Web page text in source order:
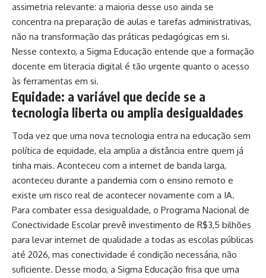
assimetria relevante: a maioria desse uso ainda se
concentra na preparação de aulas e tarefas administrativas,
não na transformação das práticas pedagógicas em si.
Nesse contexto, a Sigma Educação entende que a formação
docente em literacia digital é tão urgente quanto o acesso
às ferramentas em si.
Equidade: a variável que decide se a
tecnologia liberta ou amplia desigualdades
Toda vez que uma nova tecnologia entra na educação sem
política de equidade, ela amplia a distância entre quem já
tinha mais. Aconteceu com a internet de banda larga,
aconteceu durante a pandemia com o ensino remoto e
existe um risco real de acontecer novamente com a IA.
Para combater essa desigualdade, o Programa Nacional de
Conectividade Escolar prevê investimento de R$3,5 bilhões
para levar internet de qualidade a todas as escolas públicas
até 2026, mas conectividade é condição necessária, não
suficiente. Desse modo, a Sigma Educação frisa que uma